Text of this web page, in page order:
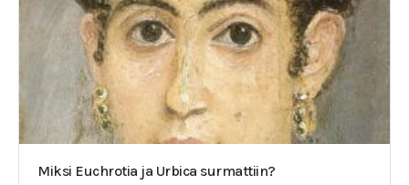
Miksi Euchrotia ja Urbica surmattiin?